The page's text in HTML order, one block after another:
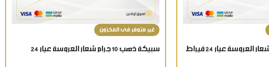
غير متوفر فى المخزون
سبيكة ذهب 10 جرام شعار العروسة عيار 24